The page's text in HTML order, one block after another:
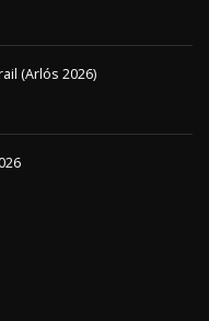
(Arlós 2026)